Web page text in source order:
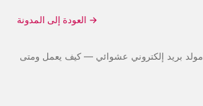
→ العودة إلى المدونة
مولد بريد إلكتروني عشوائي — كيف يعمل ومتى